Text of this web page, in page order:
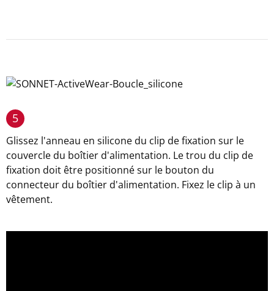
5
Glissez l'anneau en silicone du clip de fixation sur le
couvercle du boîtier d'alimentation. Le trou du clip de
fixation doit être positionné sur le bouton du
connecteur du boîtier d'alimentation. Fixez le clip à un
vêtement.